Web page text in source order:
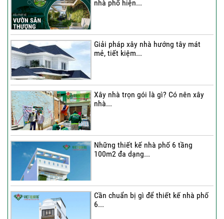
nhà phố hiện...
Giải pháp xây nhà hướng tây mát
mẻ, tiết kiệm...
Xây nhà trọn gói là gì? Có nên xây
nhà...
Những thiết kế nhà phố 6 tầng
100m2 đa dạng...
Cần chuẩn bị gì để thiết kế nhà phố
6...